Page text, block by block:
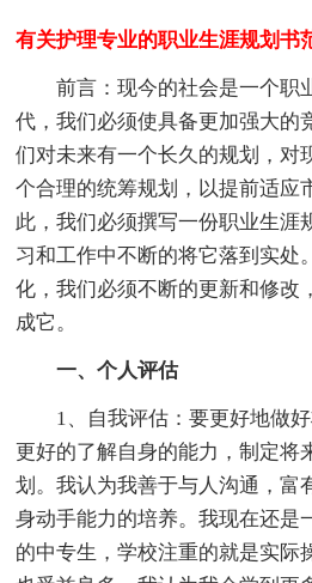
有关护理专业的职业生涯规划书
前言：现今的社会是一个职
代，我们必须使具备更加强大的
们对未来有一个长久的规划，对
个合理的统筹规划，以提前适应
此，我们必须撰写一份职业生涯
习和工作中不断的将它落到实处
化，我们必须不断的更新和修改
成它。
一、个人评估
1、自我评估：要更好地做
更好的了解自身的能力，制定将
划。我认为我善于与人沟通，富
身动手能力的培养。我现在还是
的中专生，学校注重的就是实际